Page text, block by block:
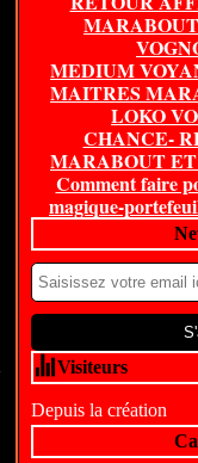
MEDIUM
MAITRES
LOKO
CHANCE-
MARABOUT
Comment faire
magique-
Visiteurs
Depuis la création